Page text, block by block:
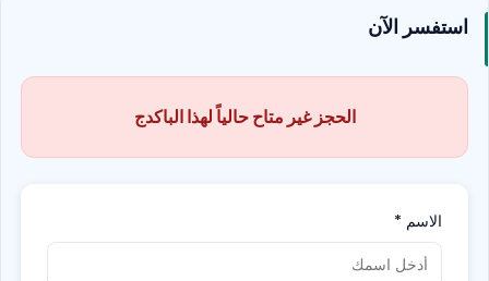
استفسر الآن
الحجز غير متاح حالياً لهذا الباكدج
الاسم *